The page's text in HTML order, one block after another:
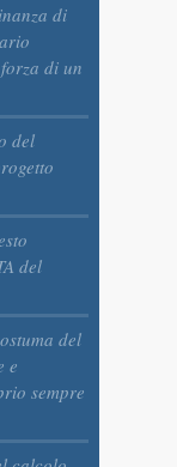
di
di un
del
del
del
e
sempre